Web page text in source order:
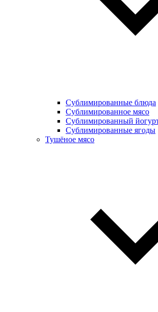
Сублимированные блюда
Cублимированное мясо
Сублимированный
Сублимированные ягоды
Тушёное мясо